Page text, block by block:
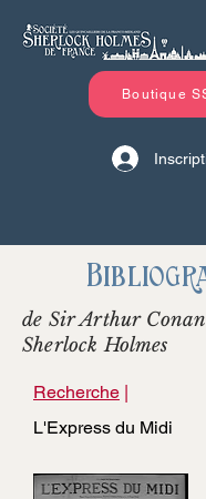
Boutique
de Sir Arthur
Sherlock Holmes
Recherche |
L'Express du Midi